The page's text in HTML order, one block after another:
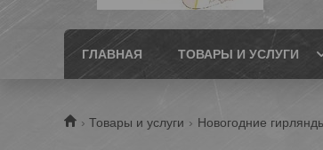
ГЛАВНАЯ ТОВАРЫ И УСЛУГИ
Товары и услуги Новогодние